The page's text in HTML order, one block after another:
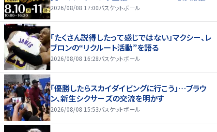
2026/08/08 17:00バスケットボール
「たくさん説得したって感じではない」マクシー、レ
ブロンの“リクルート活動”を語る
2026/08/08 16:28バスケットボール
「優勝したらスカイダイビングに行こう」…ブラウ
ン、新生シクサーズの交流を明かす
2026/08/08 15:53バスケットボール